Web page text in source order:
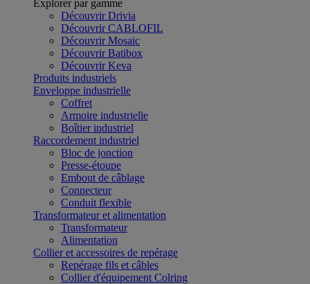
Explorer par gamme
Découvrir Drivia
Découvrir CABLOFIL
Découvrir Mosaic
Découvrir Batibox
Découvrir Keva
Produits industriels
Enveloppe industrielle
Coffret
Armoire industrielle
Boîtier industriel
Raccordement industriel
Bloc de jonction
Presse-étoupe
Embout de câblage
Connecteur
Conduit flexible
Transformateur et alimentation
Transformateur
Alimentation
Collier et accessoires de repérage
Repérage fils et câbles
Collier d'équipement Colring